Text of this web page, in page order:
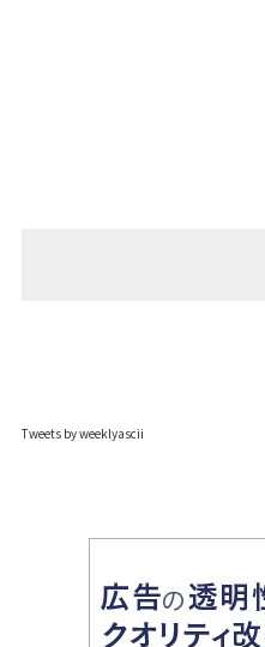
Tweets by weeklyascii